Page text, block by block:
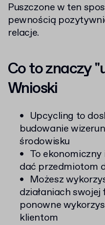
Puszczone w ten
pewnością
relacje.
Co to znaczy
Wnioski
Upcycling to
budowanie
środowisku
To
dać przedmiotom
Możesz
działaniach
ponowne
klientom